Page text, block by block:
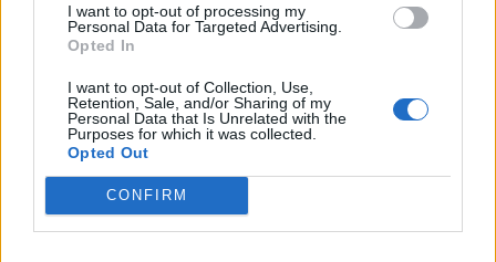
I want to opt-out of processing my
Personal Data for Targeted Advertising.
Opted In
I want to opt-out of Collection, Use,
Retention, Sale, and/or Sharing of my
Personal Data that Is Unrelated with the
Purposes for which it was collected.
Opted Out
CONFIRM